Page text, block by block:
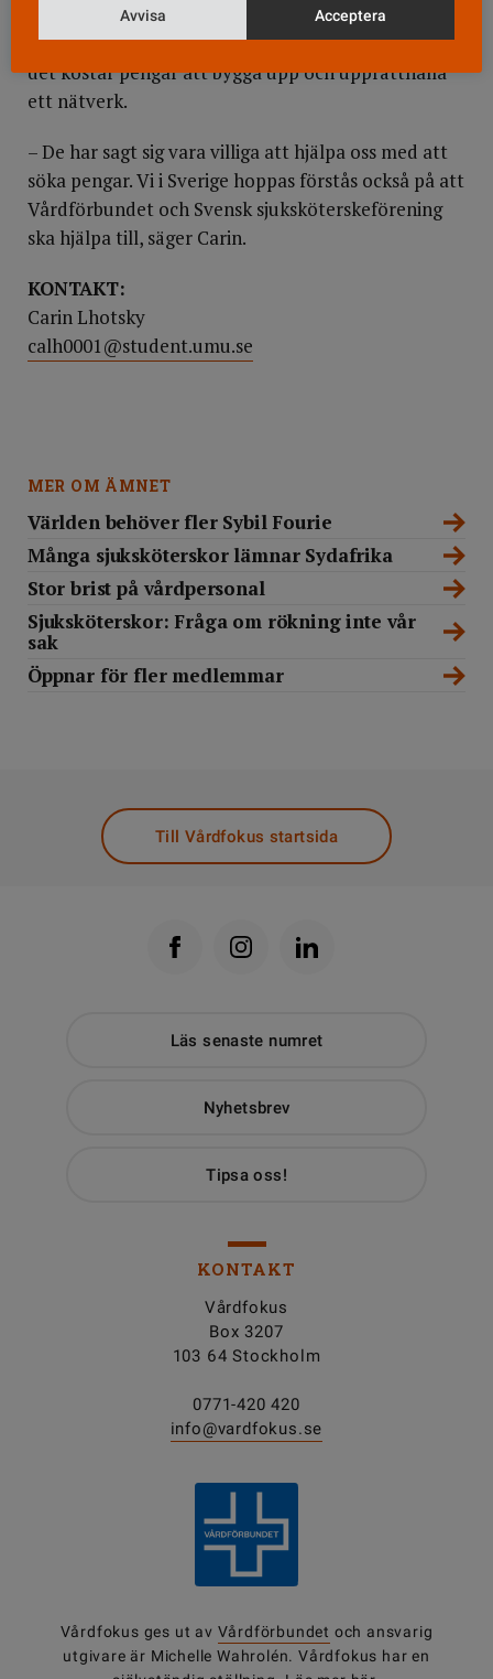
fristående nätverk, utan koppling till icn. Men de
svenska studenterna ser fördelarna med icn:s stöd;
det kostar pengar att bygga upp och upprätthålla
ett nätverk.
– De har sagt sig vara villiga att hjälpa oss med att
söka pengar. Vi i Sverige hoppas förstås också på att
Vårdförbundet och Svensk sjuksköterskeförening
ska hjälpa till, säger Carin.
KONTAKT:
Carin Lhotsky
calh0001@student.umu.se
MER OM ÄMNET
Världen behöver fler Sybil Fourie
Många sjuksköterskor lämnar Sydafrika
Stor brist på vårdpersonal
Sjuksköterskor: Fråga om rökning inte vår
sak
Öppnar för fler medlemmar
Till Vårdfokus startsida
Läs senaste numret
Nyhetsbrev
Tipsa oss!
KONTAKT
Vårdfokus
Box 3207
103 64 Stockholm
0771-420 420
info@vardfokus.se
Vårdfokus ges ut av Vårdförbundet och ansvarig
utgivare är Michelle Wahrolén. Vårdfokus har en
Avvisa Acceptera